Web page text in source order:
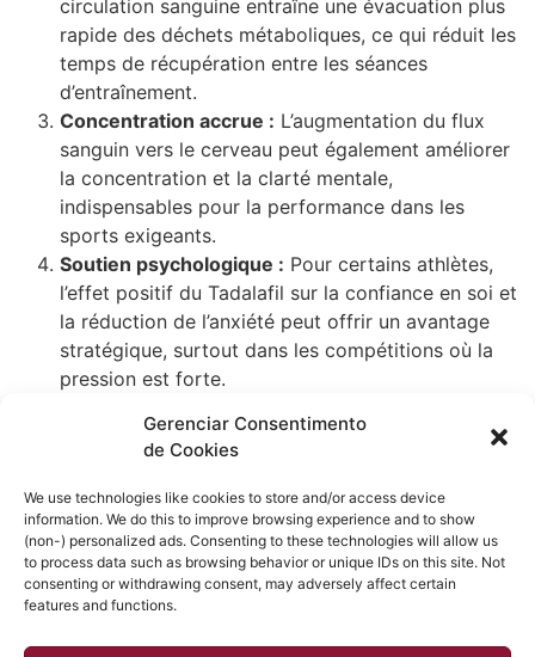
Gerenciar Consentimento
de Cookies
We use technologies like cookies to store and/or access device
information. We do this to improve browsing experience and to show
(non-) personalized ads. Consenting to these technologies will allow us
to process data such as browsing behavior or unique IDs on this site. Not
consenting or withdrawing consent, may adversely affect certain
features and functions.
circulation sanguine entraîne une évacuation plus
rapide des déchets métaboliques, ce qui réduit les
temps de récupération entre les séances
d’entraînement.
Concentration accrue : L’augmentation du flux
sanguin vers le cerveau peut également améliorer
la concentration et la clarté mentale,
indispensables pour la performance dans les
sports exigeants.
Soutien psychologique : Pour certains athlètes,
l’effet positif du Tadalafil sur la confiance en soi et
la réduction de l’anxiété peut offrir un avantage
stratégique, surtout dans les compétitions où la
pression est forte.
médicament pour améliorer la vie intime, mais
également un allié intéressant pour les sportifs
cherchant à maximiser leurs performances et à
favoriser leur bien-être général. Son utilisation doit
cependant être encadrée et recommandée par des
professionnels de la santé pour garantir une utilisation
sûre et efficace.